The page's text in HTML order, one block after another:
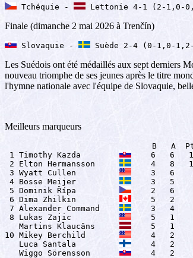
Tchéquie - Lettonie 4-1 (2-1,0-
Finale (dimanche 2 mai 2026 à Trenčín)
Slovaquie - Suède 2-4 (0-1,0-
Les Suédois ont été médaillés aux sept derniers
nouveau triomphe de ses jeunes après le titre
l'hymne nationale avec l'équipe de Slovaquie,
Meilleurs marqueurs
B   A
1 Timothy Kazda
6   6
2 Elton Hermansson
4   8
3 Wyatt Cullen
3   6
4 Bosse Meijer
3   5
5 Dominik Řípa
2   6
6 Dima Zhilkin
5   2
7 Alexander Command
3   4
8 Lukas Zajic
5   1
   Martins Klaucāns
5   1
10 Mikey Berchild
4   2
   Luca Santala
4   2
   Wiggo Sörensson
4   2